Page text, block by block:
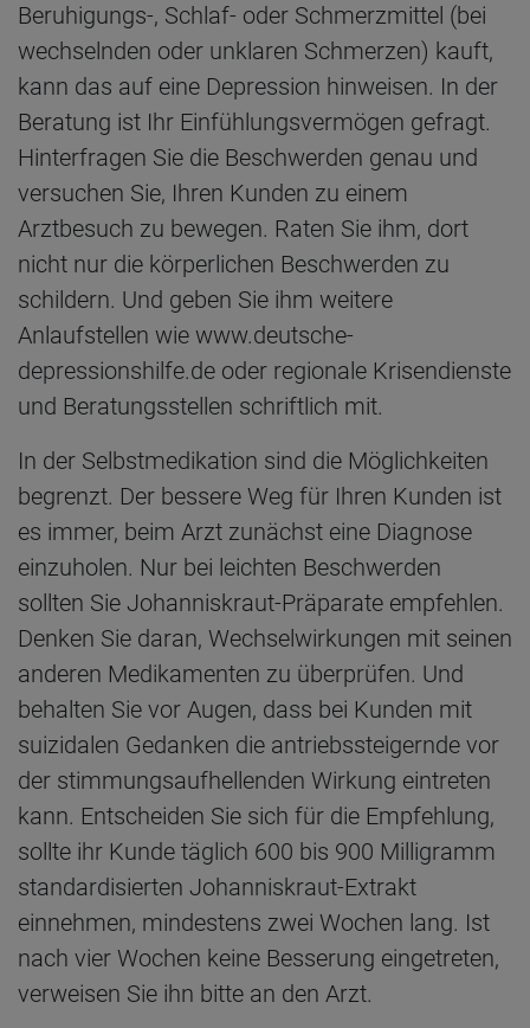
Beruhigungs-, Schlaf- oder Schmerzmittel (bei
wechselnden oder unklaren Schmerzen) kauft,
kann das auf eine Depression hinweisen. In der
Beratung ist Ihr Einfühlungsvermögen gefragt.
Hinterfragen Sie die Beschwerden genau und
versuchen Sie, Ihren Kunden zu einem
Arztbesuch zu bewegen. Raten Sie ihm, dort
nicht nur die körperlichen Beschwerden zu
schildern. Und geben Sie ihm weitere
Anlaufstellen wie www.deutsche-
depressionshilfe.de oder regionale Krisendienste
und Beratungsstellen schriftlich mit.
In der Selbstmedikation sind die Möglichkeiten
begrenzt. Der bessere Weg für Ihren Kunden ist
es immer, beim Arzt zunächst eine Diagnose
einzuholen. Nur bei leichten Beschwerden
sollten Sie Johanniskraut-Präparate empfehlen.
Denken Sie daran, Wechselwirkungen mit seinen
anderen Medikamenten zu überprüfen. Und
behalten Sie vor Augen, dass bei Kunden mit
suizidalen Gedanken die antriebssteigernde vor
der stimmungsaufhellenden Wirkung eintreten
kann. Entscheiden Sie sich für die Empfehlung,
sollte ihr Kunde täglich 600 bis 900 Milligramm
standardisierten Johanniskraut-Extrakt
einnehmen, mindestens zwei Wochen lang. Ist
nach vier Wochen keine Besserung eingetreten,
verweisen Sie ihn bitte an den Arzt.